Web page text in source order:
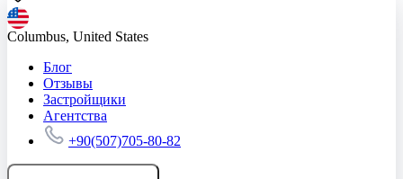
Columbus, United States
Блог
Отзывы
Застройщики
Агентства
+90(507)705-80-82